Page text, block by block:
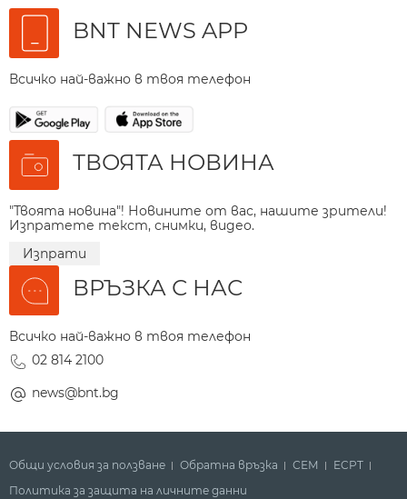
BNT NEWS APP
Всичко най-важно в твоя телефон
ТВОЯТА НОВИНА
"Твоята новина"! Новините от вас, нашите зрители!
Изпратете текст, снимки, видео.
Изпрати
ВРЪЗКА С НАС
Всичко най-важно в твоя телефон
02 814 2100
news@bnt.bg
Общи условия за ползване Обратна връзка СЕМ
ECPT
Политика за защита на личните данни